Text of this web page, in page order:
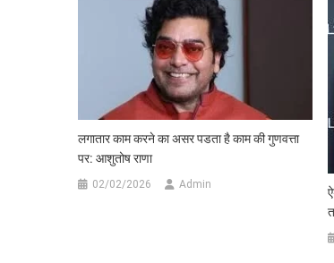
लगातार काम करने का असर पडता है काम की गुणवत्ता
पर: आशुतोष राणा
02/02/2026 Admin